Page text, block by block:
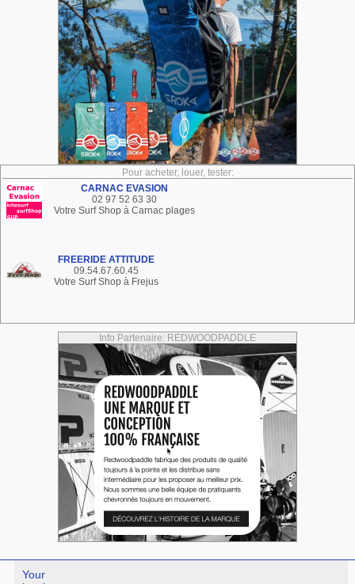
Pour acheter, louer, tester:
CARNAC EVASION
02 97 52 63 30
Votre Surf Shop à Carnac plages
FREERIDE ATTITUDE
09.54.67.60.45
Votre Surf Shop à Frejus
Info Partenaire: REDWOODPADDLE
Your